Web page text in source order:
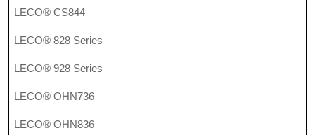
LECO® CS844
LECO® 828 Series
LECO® 928 Series
LECO® OHN736
LECO® OHN836